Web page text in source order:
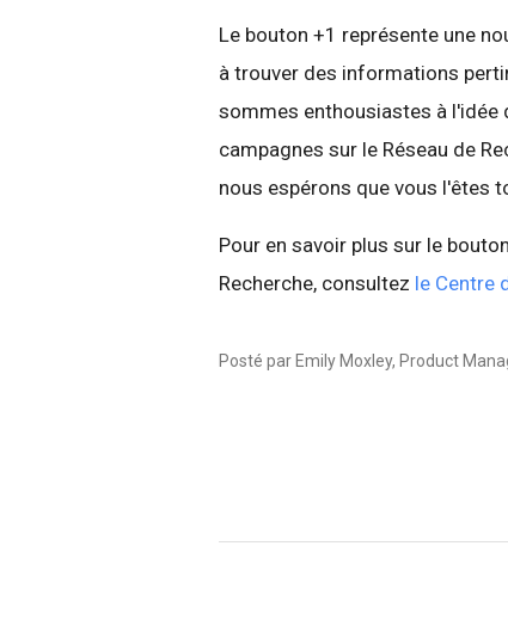
Le bouton +1 représente une
à trouver des informations
sommes enthousiastes à l'idée
campagnes sur le Réseau de
nous espérons que vous l'êtes
Pour en savoir plus sur le
Recherche, consultez le Centre
Posté par Emily Moxley, Product